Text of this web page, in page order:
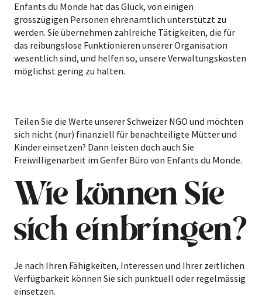
Enfants du Monde hat das Glück, von einigen
grosszügigen Personen ehrenamtlich unterstützt zu
werden. Sie übernehmen zahlreiche Tätigkeiten, die für
das reibungslose Funktionieren unserer Organisation
wesentlich sind, und helfen so, unsere Verwaltungskosten
möglichst gering zu halten.
Teilen Sie die Werte unserer Schweizer NGO und möchten
sich nicht (nur) finanziell für benachteiligte Mütter und
Kinder einsetzen? Dann leisten doch auch Sie
Freiwilligenarbeit im Genfer Büro von Enfants du Monde.
Wie können Sie
sich einbringen?
Je nach Ihren Fähigkeiten, Interessen und Ihrer zeitlichen
Verfügbarkeit können Sie sich punktuell oder regelmässig
einsetzen.